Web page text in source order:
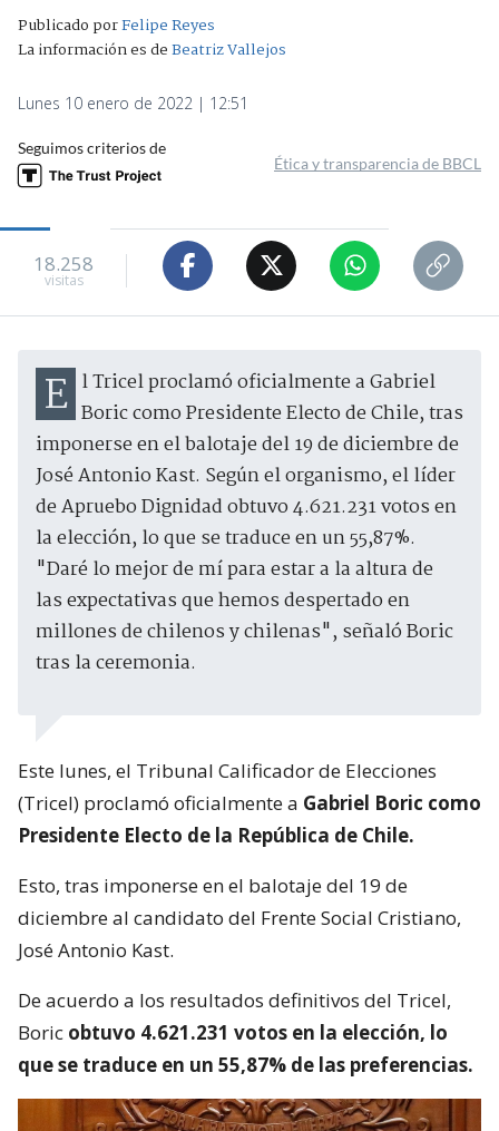
Publicado porFelipe Reyes
La información es deBeatriz Vallejos
Lunes 10 enero de 2022 | 12:51
Seguimos criterios de
Ética y transparencia de BBCL
18.258
visitas
El Tricel proclamó oficialmente a Gabriel Boric como Presidente Electo de Chile, tras
imponerse en el balotaje del 19 de diciembre de
José Antonio Kast. Según el organismo, el líder
de Apruebo Dignidad obtuvo 4.621.231 votos en
la elección, lo que se traduce en un 55,87%.
"Daré lo mejor de mí para estar a la altura de
las expectativas que hemos despertado en
millones de chilenos y chilenas", señaló Boric
tras la ceremonia.
Este lunes, el Tribunal Calificador de Elecciones
(Tricel) proclamó oficialmente a Gabriel Boric como
Presidente Electo de la República de Chile.
Esto, tras imponerse en el balotaje del 19 de
diciembre al candidato del Frente Social Cristiano,
José Antonio Kast.
De acuerdo a los resultados definitivos del Tricel,
Boric obtuvo 4.621.231 votos en la elección, lo
que se traduce en un 55,87% de las preferencias.